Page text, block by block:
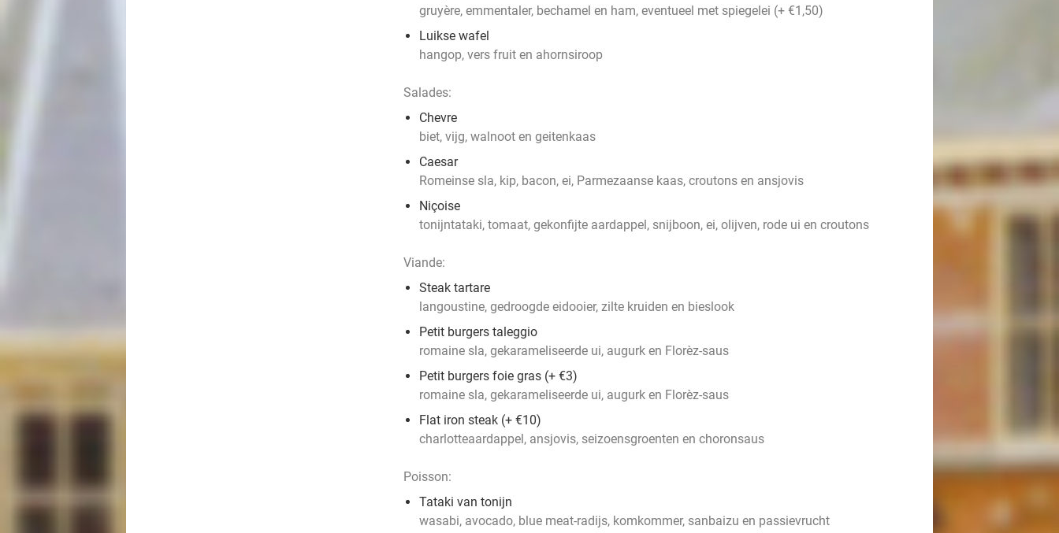
gruyère, emmentaler, bechamel en ham, eventueel met spiegelei (+ €1,50)
Luikse wafel
hangop, vers fruit en ahornsiroop
Salades:
Chevre
biet, vijg, walnoot en geitenkaas
Caesar
Romeinse sla, kip, bacon, ei, Parmezaanse kaas, croutons en ansjovis
Niçoise
tonijntataki, tomaat, gekonfijte aardappel, snijboon, ei, olijven, rode ui en croutons
Viande:
Steak tartare
langoustine, gedroogde eidooier, zilte kruiden en bieslook
Petit burgers taleggio
romaine sla, gekarameliseerde ui, augurk en Florèz-saus
Petit burgers foie gras (+ €3)
romaine sla, gekarameliseerde ui, augurk en Florèz-saus
Flat iron steak (+ €10)
charlotteaardappel, ansjovis, seizoensgroenten en choronsaus
Poisson:
Tataki van tonijn
wasabi, avocado, blue meat-radijs, komkommer, sanbaizu en passievrucht